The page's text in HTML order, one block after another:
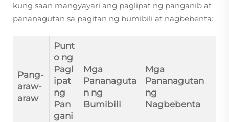
kung saan mangyayari ang paglipat ng panganib at
pananagutan sa pagitan ng bumibili at nagbebenta:
Pang-
araw-
araw
Punt
o ng
Pagl
ipat
ng
Pan
gani
Mga
Pananaguta
n ng
Bumibili
Mga
Pananagutan
ng
Nagbebenta